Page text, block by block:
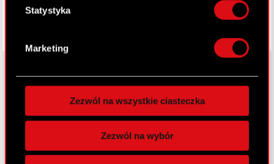
palca)
osobiste dane są przetwarzane oraz ustaw własne
preferencje w
. W Deklaracji
zgodę w dowolnej chwili.
Wykorzystujemy pliki cookie do
funkcje społecznościowe i analizować ruch w
naszej witrynie. Informacje o tym, jak korzystasz
Statystyka
Marketing
Zezwól na wszystkie ciasteczka
Zezwól na wybór
O CD PROJEKT
Grupa Kapitałowa
Nasz biznes